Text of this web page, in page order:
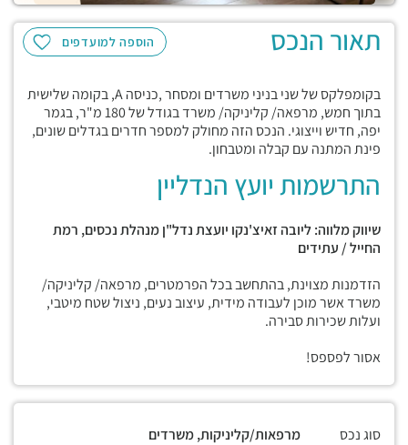
הוספה למועדפים תאור הנכס
בקומפלקס של שני בניני משרדים ומסחר ,כניסה A, בקומה שלישית
בתוך חמש, מרפאה/ קליניקה/ משרד בגודל של 180 מ"ר, בגמר
יפה, חדיש וייצוגי. הנכס הזה מחולק למספר חדרים בגדלים שונים,
פינת המתנה עם קבלה ומטבחון.
התרשמות יועץ הנדליין
שיווק מלווה: ליובה זאיצ'נקו יועצת נדל"ן מנהלת נכסים, רמת
החייל / עתידים
הזדמנות מצוינת, בהתחשב בכל הפרמטרים, מרפאה/ קליניקה/
משרד אשר מוכן לעבודה מידית, עיצוב נעים, ניצול שטח מיטבי,
ועלות שכירות סבירה.
אסור לפספס!
סוג נכס
מרפאות/קליניקות, משרדים